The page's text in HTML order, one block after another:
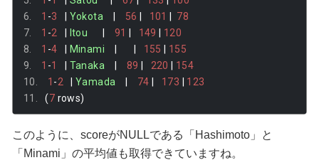
1 -3 Yokota 56 101
78
1 -2 Itou 91 149
120
1 -4 Minami 155
155
1 -1 Tanaka 89 220
154
1 -2 Yamada 74 173
123
(7 rows)
このように、scoreがNULLである「Hashimoto」と
「Minami」の平均値も取得できていますね。